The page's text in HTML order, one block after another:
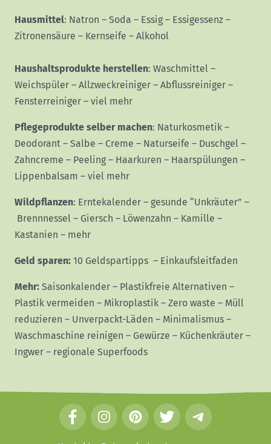
Hausmittel: Natron – Soda – Essig – Essigessenz –
Zitronensäure – Kernseife – Alkohol
Haushaltsprodukte herstellen: Waschmittel –
Weichspüler – Allzweckreiniger – Abflussreiniger –
Fensterreiniger – viel mehr
Pflegeprodukte selber machen: Naturkosmetik –
Deodorant – Salbe – Creme – Naturseife – Duschgel –
Zahncreme – Peeling – Haarkuren – Haarspülungen –
Lippenbalsam – viel mehr
Wildpflanzen: Erntekalender – gesunde “Unkräuter” –
Brennnessel – Giersch – Löwenzahn – Kamille –
Kastanien – mehr
Geld sparen: 10 Geldspartipps – Einkaufsleitfaden
Mehr: Saisonkalender – Plastikfreie Alternativen –
Plastik vermeiden – Mikroplastik – Zero waste – Müll
reduzieren – Unverpackt-Läden – Minimalismus –
Waschmaschine reinigen – Gewürze – Küchenkräuter –
Ingwer – regionale Superfoods
a
n
P
i
T
w
T
e